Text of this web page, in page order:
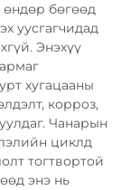
өндөр бөгөөд
уусгагчидад
Энэхүү
хугацааны
корроз,
Чанарын
циклд
тогтвортой
энэ нь